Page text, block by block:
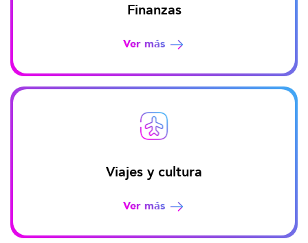
Finanzas
Ver más
Viajes y cultura
Ver más